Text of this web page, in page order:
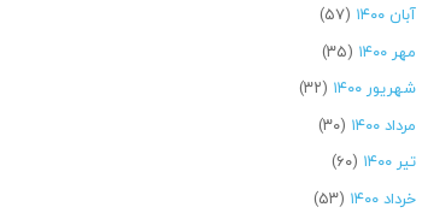
آبان ۱۴۰۰
(۵۷)
مهر ۱۴۰۰
(۳۵)
شهریور ۱۴۰۰
(۳۲)
مرداد ۱۴۰۰
(۳۰)
تیر ۱۴۰۰
(۶۰)
خرداد ۱۴۰۰
(۵۳)